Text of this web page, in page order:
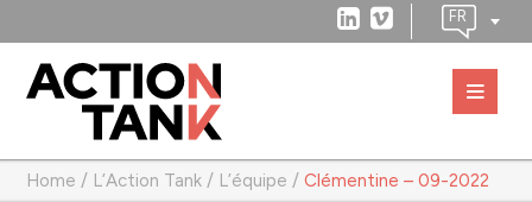
Home / L’Action Tank / L’équipe /Clémentine – 09-2022